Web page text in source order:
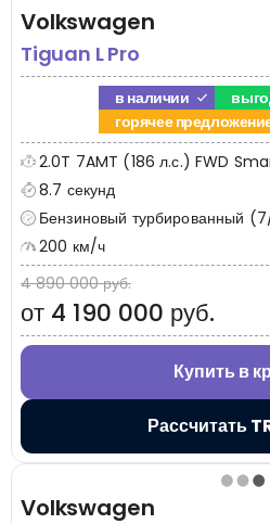
Volkswagen
Tiguan L Pro
в наличии
горячее
2.0T 7AMT (186 л.с.) FWD
8.7 секунд
Бензиновый турбированный
200 км/ч
4 890 000 руб.
от 4 190 000 руб.
Купить в
Рассчитать
Volkswagen